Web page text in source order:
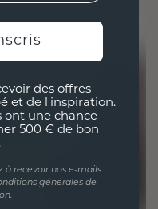
des offres
et de l'inspiration.
ont une chance
500 € de bon
à recevoir nos e-mails
générales de